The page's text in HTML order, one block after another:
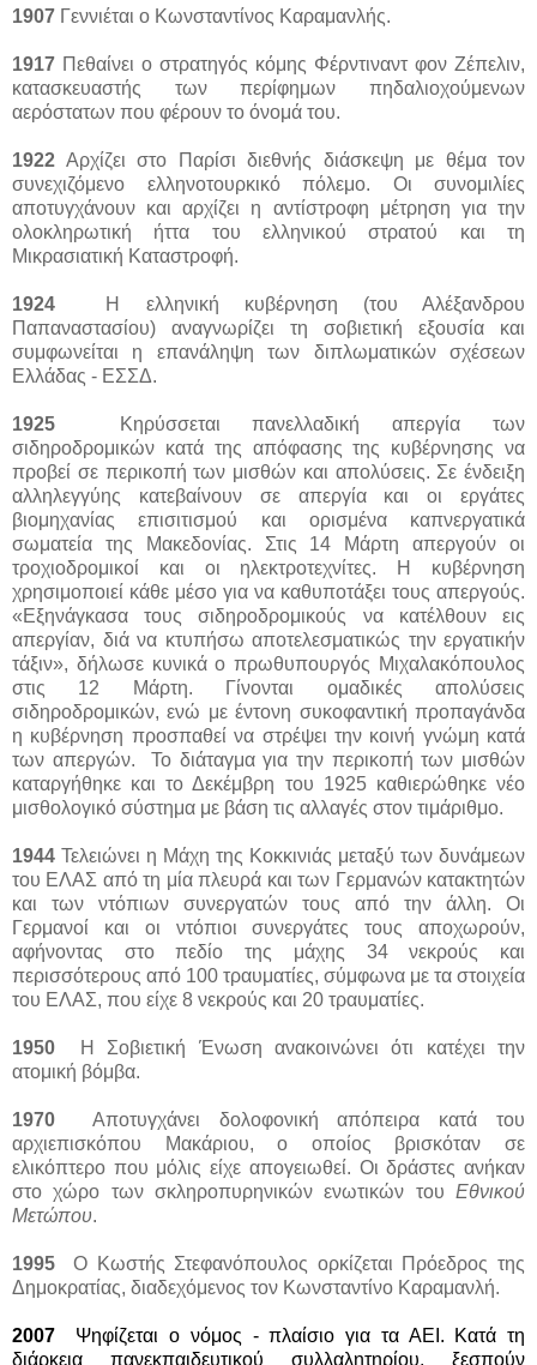
1907 Γεννιέται ο Κωνσταντίνος Καραμανλής.
1917 Πεθαίνει ο στρατηγός κόμης Φέρντιναντ φον Ζέπελιν,
κατασκευαστής των περίφημων πηδαλιοχούμενων
αερόστατων που φέρουν το όνομά του.
1922 Αρχίζει στο Παρίσι διεθνής διάσκεψη με θέμα τον
συνεχιζόμενο ελληνοτουρκικό πόλεμο. Οι συνομιλίες
αποτυγχάνουν και αρχίζει η αντίστροφη μέτρηση για την
ολοκληρωτική ήττα του ελληνικού στρατού και τη
Μικρασιατική Καταστροφή.
1924 Η ελληνική κυβέρνηση (του Αλέξανδρου
Παπαναστασίου) αναγνωρίζει τη σοβιετική εξουσία και
συμφωνείται η επανάληψη των διπλωματικών σχέσεων
Ελλάδας - ΕΣΣΔ.
1925
Κηρύσσεται πανελλαδική απεργία των
σιδηροδρομικών κατά της απόφασης της κυβέρνησης να
προβεί σε περικοπή των μισθών και απολύσεις. Σε ένδειξη
αλληλεγγύης κατεβαίνουν σε απεργία και οι εργάτες
βιομηχανίας επισιτισμού και ορισμένα καπνεργατικά
σωματεία της Μακεδονίας. Στις 14 Μάρτη απεργούν οι
τροχιοδρομικοί και οι ηλεκτροτεχνίτες. Η κυβέρνηση
χρησιμοποιεί κάθε μέσο για να καθυποτάξει τους απεργούς.
«Εξηνάγκασα τους σιδηροδρομικούς να κατέλθουν εις
απεργίαν, διά να κτυπήσω αποτελεσματικώς την εργατικήν
τάξιν», δήλωσε κυνικά ο πρωθυπουργός Μιχαλακόπουλος
στις 12 Μάρτη. Γίνονται ομαδικές απολύσεις
σιδηροδρομικών, ενώ με έντονη συκοφαντική προπαγάνδα
η κυβέρνηση προσπαθεί να στρέψει την κοινή γνώμη κατά
των απεργών. Το διάταγμα για την περικοπή των μισθών
καταργήθηκε και το Δεκέμβρη του 1925 καθιερώθηκε νέο
μισθολογικό σύστημα με βάση τις αλλαγές στον τιμάριθμο.
1944 Τελειώνει η Μάχη της Κοκκινιάς μεταξύ των δυνάμεων
του ΕΛΑΣ από τη μία πλευρά και των Γερμανών κατακτητών
και των ντόπιων συνεργατών τους από την άλλη. Οι
Γερμανοί και οι ντόπιοι συνεργάτες τους αποχωρούν,
αφήνοντας στο πεδίο της μάχης 34 νεκρούς και
περισσότερους από 100 τραυματίες, σύμφωνα με τα στοιχεία
του ΕΛΑΣ, που είχε 8 νεκρούς και 20 τραυματίες.
1950 Η Σοβιετική Ένωση ανακοινώνει ότι κατέχει την
ατομική βόμβα.
1970 Αποτυγχάνει δολοφονική απόπειρα κατά του
αρχιεπισκόπου Μακάριου, ο οποίος βρισκόταν σε
ελικόπτερο που μόλις είχε απογειωθεί. Οι δράστες ανήκαν
στο χώρο των σκληροπυρηνικών ενωτικών του Εθνικού
Μετώπου.
1995 Ο Κωστής Στεφανόπουλος ορκίζεται Πρόεδρος της
Δημοκρατίας, διαδεχόμενος τον Κωνσταντίνο Καραμανλή.
2007 Ψηφίζεται ο νόμος - πλαίσιο για τα ΑΕΙ. Κατά τη
διάρκεια πανεκπαιδευτικού συλλαλητηρίου, ξεσπούν